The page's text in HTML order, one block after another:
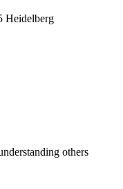
Heidelberg
others